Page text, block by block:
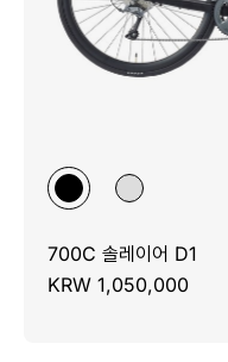
700C 솔레이어 D1
KRW 1,050,000